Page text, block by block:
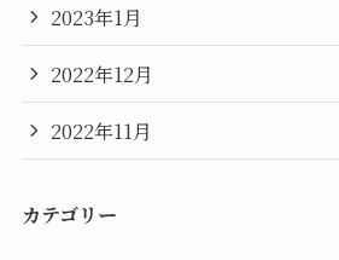
2023年1月
2022年12月
2022年11月
カテゴリー